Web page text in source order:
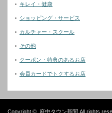
キレイ・健康
ショッピング・サービス
カルチャー・スクール
その他
クーポン・特典のあるお店
会員カードでトクするお店
Copyright © 府中タウン新聞 All rights